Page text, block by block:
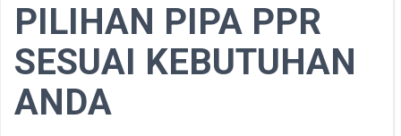
PILIHAN PIPA PPR
SESUAI KEBUTUHAN
ANDA